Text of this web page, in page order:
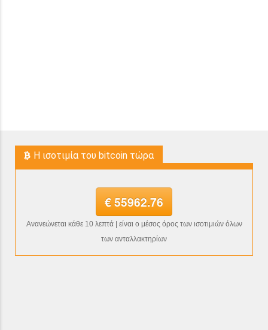
H ισοτιμία του bitcoin τώρα
€ 55962.76
Ανανεώνεται κάθε 10 λεπτά | είναι ο μέσος όρος των ισοτιμιών όλων
των ανταλλακτηρίων